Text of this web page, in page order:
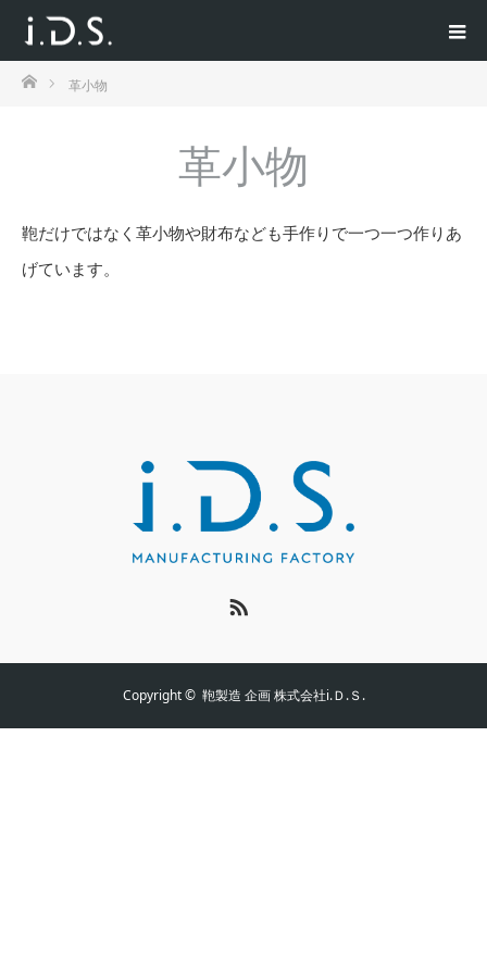
ホーム革小物
革小物
鞄だけではなく革小物や財布なども手作りで一つ一つ作りあ
げています。
Copyright © 鞄製造 企画 株式会社i.Ｄ.Ｓ.